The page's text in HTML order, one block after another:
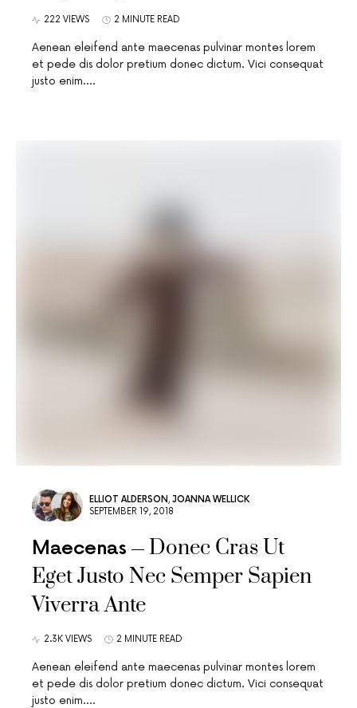
222 VIEWS 2 MINUTE READ
Aenean eleifend ante maecenas pulvinar montes lorem
et pede dis dolor pretium donec dictum. Vici consequat
justo enim.…
ELLIOT ALDERSON ,JOANNA WELLICK
SEPTEMBER 19, 2018
Maecenas
Donec Cras Ut
Eget Justo Nec Semper Sapien
Viverra Ante
2.3K VIEWS 2 MINUTE READ
Aenean eleifend ante maecenas pulvinar montes lorem
et pede dis dolor pretium donec dictum. Vici consequat
justo enim.…